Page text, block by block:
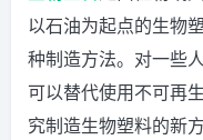
以石油为起点的生物
种制造方法。对一些
可以替代使用不可再
究制造生物塑料的新